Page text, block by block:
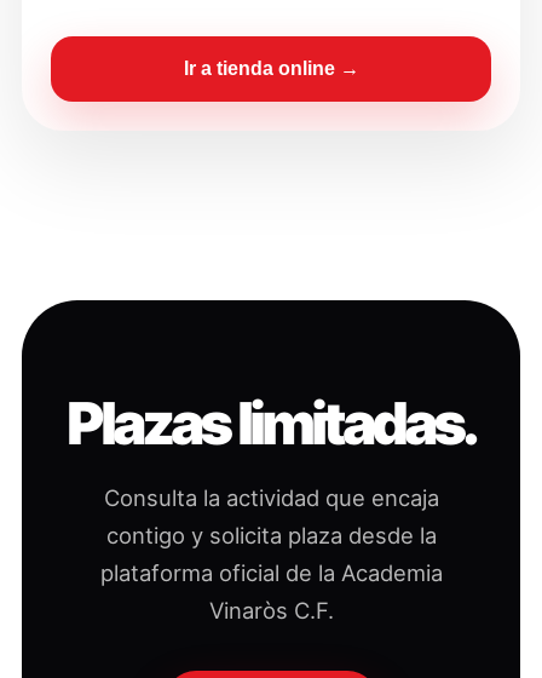
Ir a tienda online →
Plazas limitadas.
Consulta la actividad que encaja
contigo y solicita plaza desde la
plataforma oficial de la Academia
Vinaròs C.F.